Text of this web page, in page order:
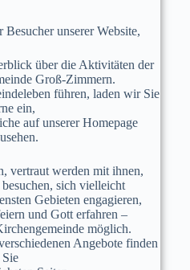
unserer Website,
über die Aktivitäten der
Groß-Zimmern.
führen, laden wir Sie
ein,
auf unserer Homepage
vertraut werden mit ihnen,
sich vielleicht
Gebieten engagieren,
und Gott erfahren –
möglich.
Angebote finden
Sie